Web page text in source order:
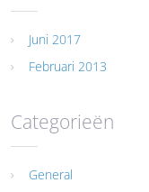
Juni 2017
Februari 2013
Categorieën
General